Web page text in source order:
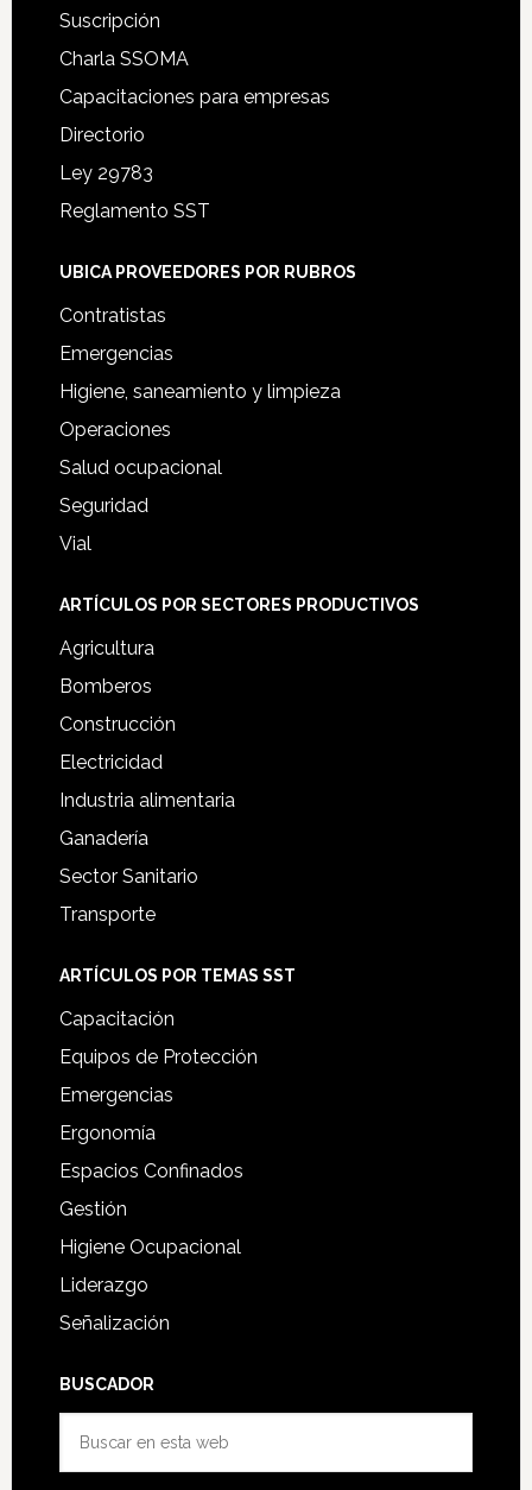
Suscripción
Charla SSOMA
Capacitaciones para empresas
Directorio
Ley 29783
Reglamento SST
UBICA PROVEEDORES POR RUBROS
Contratistas
Emergencias
Higiene, saneamiento y limpieza
Operaciones
Salud ocupacional
Seguridad
Vial
ARTÍCULOS POR SECTORES PRODUCTIVOS
Agricultura
Bomberos
Construcción
Electricidad
Industria alimentaria
Ganadería
Sector Sanitario
Transporte
ARTÍCULOS POR TEMAS SST
Capacitación
Equipos de Protección
Emergencias
Ergonomía
Espacios Confinados
Gestión
Higiene Ocupacional
Liderazgo
Señalización
BUSCADOR